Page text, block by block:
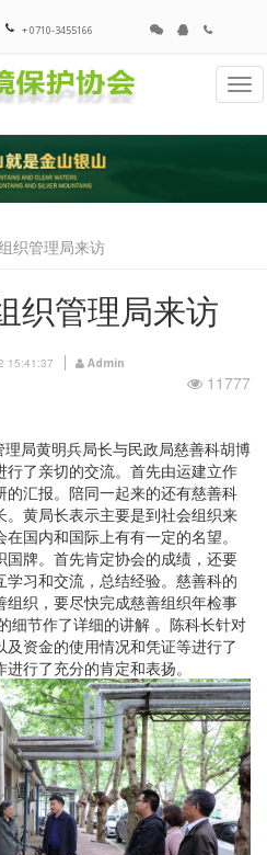
+ 0710-3455166
织管理局来访
织管理局来访
15:41:37 Admin
11777
局黄明兵局长与民政局慈善科胡博
了亲切的交流。首先由运建立作
汇报。陪同一起来的还有慈善科
黄局长表示主要是到社会组织来
国内和国际上有有一定的名望。
牌。首先肯定协会的成绩，还要
习和交流，总结经验。慈善科的
织，要尽快完成慈善组织年检事
细节作了详细的讲解 。陈科长针对
资金的使用情况和凭证等进行了
行了充分的肯定和表扬。